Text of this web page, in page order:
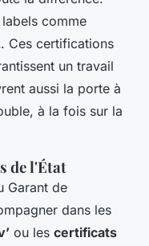
comme
. Ces certifications
un travail
aussi la porte à
à la fois sur la
de l'État
Garant de
dans les
ou les certificats